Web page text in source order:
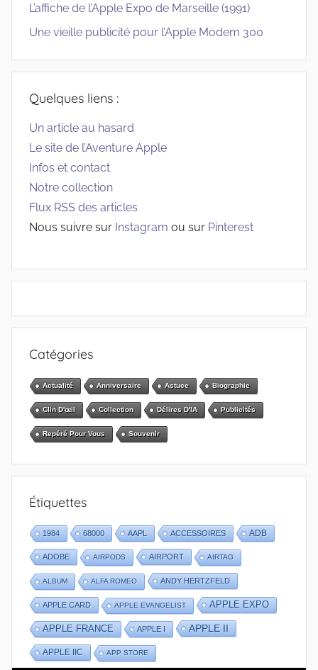
L’affiche de l’Apple Expo de Marseille (1991)
Une vieille publicité pour l’Apple Modem 300
Quelques liens :
Un article au hasard
Le site de l’Aventure Apple
Infos et contact
Notre collection
Flux RSS des articles
Nous suivre sur Instagram ou sur Pinterest
Catégories
Actualité Anniversaire Astuce Biographie
Clin D'œil Collection Délires D'IA Publicités
Repéré Pour Vous Souvenir
Étiquettes
1984 68000 AAPL ACCESSOIRES ADB
ADOBE AIRPODS AIRPORT AIRTAG
ALBUM ALFA ROMEO ANDY HERTZFELD
APPLE CARD APPLE EVANGELIST APPLE EXPO
APPLE FRANCE APPLE I APPLE II
APPLE IIC APP STORE